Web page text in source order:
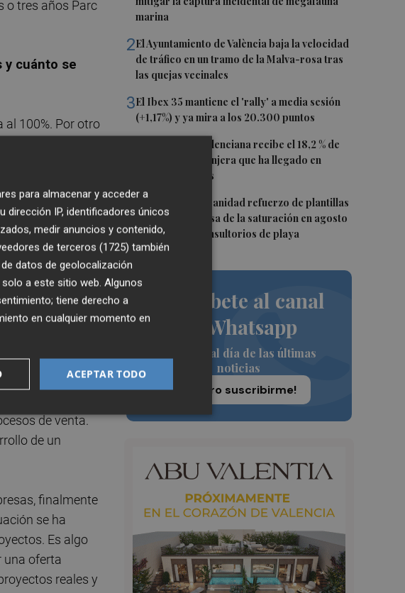
marina
2El Ayuntamiento de València baja la velocidad
de tráfico en un tramo de la Malva-rosa tras
las quejas vecinales
3El Ibex 35 mantiene el 'rally' a media sesión
(+1,17%) y ya mira a los 20.300 puntos
La Comunitat Valenciana recibe el 18,2 % de
población extranjera que ha llegado en
últimos 12 meses
5 CSIF solicita a Sanidad refuerzo de plantillas
en la Safor y avisa de la saturación en agosto
de centros y consultorios de playa
Suscríbete al canal
de Whatsapp
Siempre al día de las últimas
noticias
¡Quiero suscribirme!
o tres años Parc
y cuánto se
al 100%. Por otro
en su día a
Del resto de
que supone
un año. En este
para
cuyo uso es
el gran atractivo
en la
de venta.
de un
finalmente
se ha
Es algo
una oferta
reales y
para almacenar y acceder a
IP, identificadores únicos
medir anuncios y contenido,
de terceros (1725) también
datos de geolocalización
a este sitio web. Algunos
tiene derecho a
en cualquier momento en
ACEPTAR TODO